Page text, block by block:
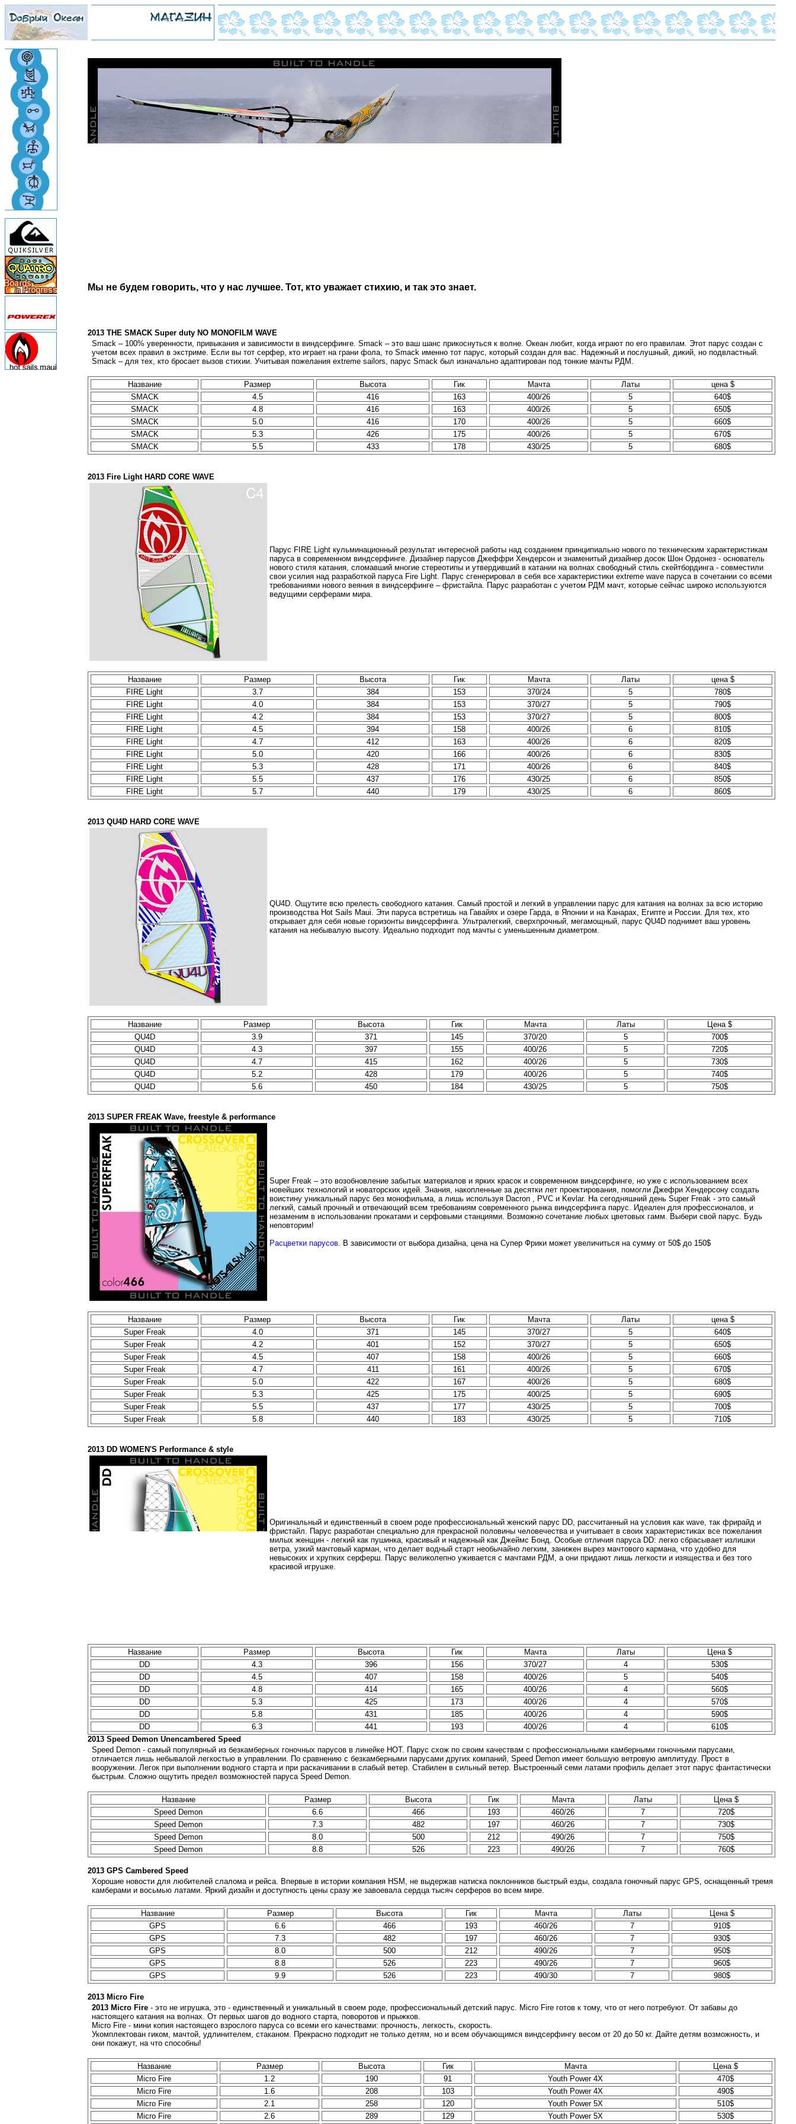
Мы не будем говорить, что у нас лучшее. Тот, кто уважает стихию, и так это знает.
2013 THE SMACK Super duty NO MONOFILM WAVE
Smack – 100% уверенности, привыкания и зависимости в виндсерфинге. Smack – это ваш шанс прикоснуться к волне. Океан любит, когда играют по его правилам. Этот парус создан с
учетом всех правил в экстриме. Если вы тот серфер, кто играет на грани фола, то Smack именно тот парус, который создан для вас. Надежный и послушный, дикий, но подвластный.
Smack – для тех, кто бросает вызов стихии. Учитывая пожелания extreme sailors, парус Smack был изначально адаптирован под тонкие мачты РДМ.
Название Размер Высота Гик Мачта Латы
цена $
SMACK
4.5 416 163 400/26 5
640$
SMACK
4.8 416 163 400/26 5
650$
SMACK
5.0 416 170 400/26 5
660$
SMACK
5.3 426 175 400/26 5
670$
SMACK
5.5 433 178 430/25 5 680$
2013 Fire Light HARD CORE WAVE
Парус FIRE Light кульминационный результат интересной работы над созданием принципиально нового по техническим характеристикам
паруса в современном виндсерфинге. Дизайнер парусов Джеффри Хендерсон и знаменитый дизайнер досок Шон Ордонез - основатель
нового стиля катания, сломавший многие стереотипы и утвердивший в катании на волнах свободный стиль скейтбординга - совместили
свои усилия над разработкой паруса Fire Light. Парус сгенерировал в себя все характеристики extreme wave паруса в сочетании со всеми
требованиями нового веяния в виндсерфинге – фристайла. Парус разработан с учетом РДМ мачт, которые сейчас широко используются
ведущими серферами мира.
Название Размер Высота Гик Мачта Латы
цена $
FIRE Light
3.7 384 153 370/24 5
780$
FIRE Light
4.0 384 153 370/27 5
790$
FIRE Light
4.2 384 153 370/27 5
800$
FIRE Light
4.5 394 158 400/26 6
810$
FIRE Light
4.7 412 163 400/26 6
820$
FIRE Light
5.0 420 166 400/26 6
830$
FIRE Light
5.3 428 171 400/26 6
840$
FIRE Light
5.5 437 176 430/25 6
850$
FIRE Light
5.7 440 179 430/25 6 860$
2013 QU4D HARD CORE WAVE
QU4D. Ощутите всю прелесть свободного катания. Самый простой и легкий в управлении парус для катания на волнах за всю историю
производства Hot Sails Maui. Эти паруса встретишь на Гавайях и озере Гарда, в Японии и на Канарах, Египте и России. Для тех, кто
открывает для себя новые горизонты виндсерфинга. Ультралегкий, сверхпрочный, мегамощный, парус QU4D поднимет ваш уровень
катания на небывалую высоту. Идеально подходит под мачты с уменьшенным диаметром.
Название Размер Высота Гик Мачта Латы
Цена $
QU4D
3.9 371 145 370/20 5
700$
QU4D
4.3 397 155 400/26 5
720$
QU4D
4.7 415 162 400/26 5
730$
QU4D
5.2 428 179 400/26 5
740$
QU4D
5.6 450 184 430/25 5 750$
2013 SUPER FREAK Wave, freestyle & performance
Super Freak – это возобновление забытых материалов и ярких красок и современном виндсерфинге, но уже с использованием всех
новейших технологий и новаторских идей. Знания, накопленные за десятки лет проектирования, помогли Джефри Хендерсону создать
воистину уникальный парус без монофильма, а лишь используя Dacron , PVC и Kevlar. На сегодняшний день Super Freak - это самый
легкий, самый прочный и отвечающий всем требованиям современного рынка виндсерфинга парус. Идеален для профессионалов, и
незаменим в использовании прокатами и серфовыми станциями. Возможно сочетание любых цветовых гамм. Выбери свой парус. Будь
неповторим!
Расцветки парусов. В зависимости от выбора дизайна, цена на Супер Фрики может увеличиться на сумму от 50$ до 150$
Название Размер Высота Гик Мачта Латы
цена $
Super Freak
4.0 371 145 370/27 5
640$
Super Freak
4.2 401 152 370/27 5
650$
Super Freak
4.5 407 158 400/26 5
660$
Super Freak
4.7 411 161 400/26 5
670$
Super Freak
5.0 422 167 400/26 5
680$
Super Freak
5.3 425 175 400/25 5
690$
Super Freak
5.5 437 177 430/25 5
700$
Super Freak
5.8 440 183 430/25 5 710$
2013 DD WOMEN'S Performance & style
Оригинальный и единственный в своем роде профессиональный женский парус DD, рассчитанный на условия как wave, так фрирайд и
фристайл. Парус разработан специально для прекрасной половины человечества и учитывает в своих характеристиках все пожелания
милых женщин - легкий как пушинка, красивый и надежный как Джеймс Бонд. Особые отличия паруса DD: легко сбрасывает излишки
ветра, узкий мачтовый карман, что делает водный старт необычайно легким, занижен вырез мачтового кармана, что удобно для
невысоких и хрупких серферш. Парус великолепно уживается с мачтами РДМ, а они придают лишь легкости и изящества и без того
красивой игрушке.
Название Размер Высота Гик Мачта Латы
Цена $
DD
4.3 396 156 370/27 4
530$
DD
4.5 407 158 400/26 5
540$
DD
4.8 414 165 400/26 4
560$
DD
5.3 425 173 400/26 4
570$
DD
5.8 431 185 400/26 4
590$
DD
6.3 441 193 400/26 4
610$
2013 Speed Demon Unencambered Speed
Speed Demon - самый популярный из безкамберных гоночных парусов в линейке HOT. Парус схож по своим качествам с профессиональными камберными гоночными парусами,
отличается лишь небывалой легкостью в управлении. По сравнению с безкамберными парусами других компаний, Speed Demon имеет большую ветровую амплитуду. Прост в
вооружении. Легок при выполнении водного старта и при раскачивании в слабый ветер. Стабилен в сильный ветер. Выстроенный семи латами профиль делает этот парус фантастически
быстрым. Сложно ощутить предел возможностей паруса Speed Demon.
Название Размер Высота Гик Мачта Латы
Цена $
Speed Demon
6.6 466 193 460/26 7
720$
Speed Demon
7.3 482 197 460/26 7
730$
Speed Demon
8.0 500 212 490/26 7
750$
Speed Demon
8.8 526 223 490/26 7 760$
2013 GPS Сambered Speed
Хорошие новости для любителей слалома и рейса. Впервые в истории компания HSM, не выдержав натиска поклонников быстрый езды, создала гоночный парус GPS, оснащенный тремя
камберами и восьмью латами. Яркий дизайн и доступность цены сразу же завоевала сердца тысяч серферов во всем мире.
Название Размер Высота Гик Мачта Латы
Цена $
GPS
6.6 466 193 460/26 7
910$
GPS
7.3 482 197 460/26 7
930$
GPS
8.0 500 212 490/26 7
950$
GPS
8.8 526 223 490/26 7
960$
GPS
9.9 526 223 490/30 7 980$
2013 Micro Fire
2013 Micro Fire - это не игрушка, это - единственный и уникальный в своем роде, профессиональный детский парус. Micro Fire готов к тому, что от него потребуют. От забавы до
настоящего катания на волнах. От первых шагов до водного старта, поворотов и прыжков.
Micro Fire - мини копия настоящего взрослого паруса со всеми его качествами: прочность, легкость, скорость.
Укомплектован гиком, мачтой, удлинителем, стаканом. Прекрасно подходит не только детям, но и всем обучающимся виндсерфингу весом от 20 до 50 кг. Дайте детям возможность, и
они покажут, на что способны!
Название Размер Высота Гик Мачта
Цена $
Micro Fire
1.2 190 91 Youth Power 4X
470$
Micro Fire
1.6 208 103 Youth Power 4X
490$
Micro Fire
2.1 258 120 Youth Power 5X
510$
Micro Fire
2.6 289 129 Youth Power 5X 530$